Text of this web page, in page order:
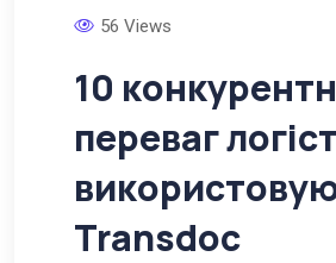
56 Views
10
переваг
Transdoc